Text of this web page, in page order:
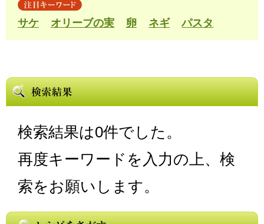
サケ オリーブの実 卵 ネギ パスタ
検索結果は0件でした。
再度キーワードを入力の上、検
索をお願いします。